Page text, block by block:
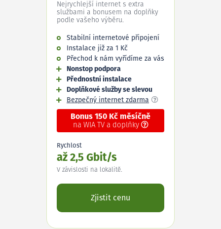
Nejrychlejší internet s extra
službami a bonusem na doplňky
podle vašeho výběru.
Stabilní internetové připojení
Instalace již za 1 Kč
Přechod k nám vyřídíme za vás
Nonstop podpora
Přednostní instalace
Doplňkové služby se slevou
Bezpečný internet zdarma
Bonus 150 Kč měsíčně
na WIA TV a doplňky
Rychlost
až 2,5 Gbit/s
V závislosti na lokalitě.
Zjistit cenu